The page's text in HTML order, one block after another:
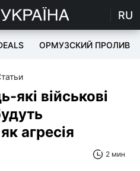
RU
ОРМУЗСКИЙ ПРОЛИВ
військові
агресія
2 мин